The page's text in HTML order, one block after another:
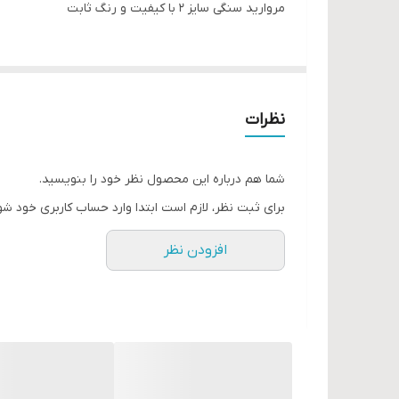
مروارید سنگی سایز ۲ با کیفیت و رنگ ثابت
نظرات
شما هم درباره این محصول نظر خود را بنویسید.
برای ثبت نظر، لازم است ابتدا وارد حساب کاربری خود
افزودن نظر